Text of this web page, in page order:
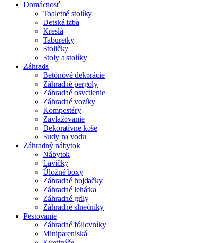
Domácnosť
Toaletné stolíky
Detská izba
Kreslá
Taburetky
Stoličky
Stoly a stolíky
Záhrada
Betónové dekorácie
Záhradné pergoly
Záhradné osvetlenie
Záhradné vozíky
Kompostéry
Zavlažovanie
Dekoratívne koše
Sudy na vodu
Záhradný nábytok
Nábytok
Lavičky
Úložné boxy
Záhradné hojdačky
Záhradné lehátka
Záhradné grily
Záhradné slnečníky
Pestovanie
Záhradné fóliovníky
Minipareniská